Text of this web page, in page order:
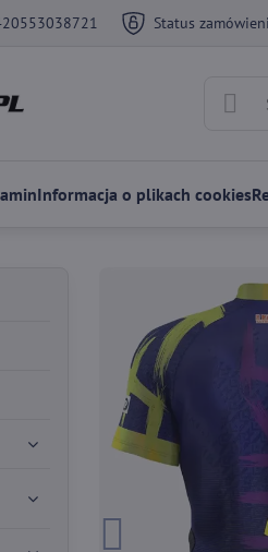
Status
Informacja o plikach cookies